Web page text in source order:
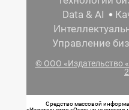
Data & AI
Управление
© ООО «Издательство
Средство массовой